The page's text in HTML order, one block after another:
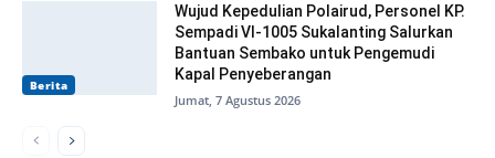
Berita
Wujud Kepedulian Polairud, Personel KP.
Sempadi VI-1005 Sukalanting Salurkan
Bantuan Sembako untuk Pengemudi
Kapal Penyeberangan
Jumat, 7 Agustus 2026